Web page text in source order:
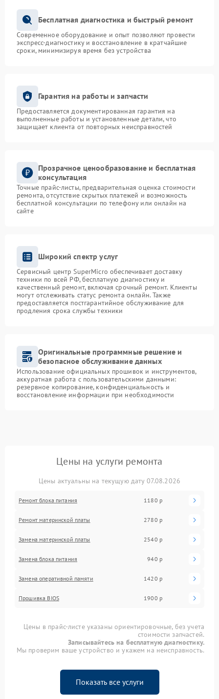
Бесплатная диагностика и быстрый ремонт
Современное оборудование и опыт позволяют провести
экспресс-диагностику и восстановление в кратчайшие
сроки, минимизируя время без устройства
Гарантия на работы и запчасти
Предоставляется документированная гарантия на
выполненные работы и установленные детали, что
защищает клиента от повторных неисправностей
Прозрачное ценообразование и бесплатная
консультация
Точные прайс-листы, предварительная оценка стоимости
ремонта, отсутствие скрытых платежей и возможность
бесплатной консультации по телефону или онлайн на
сайте
Широкий спектр услуг
Сервисный центр SuperMicro обеспечивает доставку
техники по всей РФ, бесплатную диагностику и
качественный ремонт, включая срочный ремонт. Клиенты
могут отслеживать статус ремонта онлайн. Также
предоставляется постгарантийное обслуживание для
продления срока службы техники
Оригинальные программные решение и
безопасное обслуживание данных
Использование официальных прошивок и инструментов,
аккуратная работа с пользовательскими данными:
резервное копирование, конфиденциальность и
восстановление информации при необходимости
Цены на услуги ремонта
Цены актуальны на текущую дату 07.08.2026
Ремонт блока питания 1180 р
Ремонт материнской платы 2780 р
Замена материнской платы 2540 р
Замена блока питания 940 р
Замена оперативной памяти 1420 р
Прошивка BIOS 1900 р
Цены в прайс-листе указаны ориентировочные, без учета
стоимости запчастей.
Записывайтесь на бесплатную диагностику.
Мы проверим ваше устройство и укажем на неисправность.
Показать все услуги